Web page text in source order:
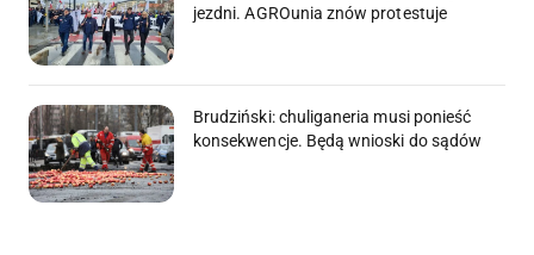
jezdni. AGROunia znów protestuje
Brudziński: chuliganeria musi ponieść
konsekwencje. Będą wnioski do sądów